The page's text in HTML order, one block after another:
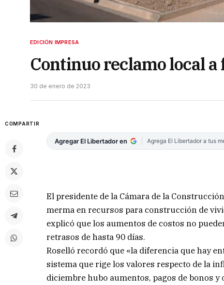
EDICIÓN IMPRESA
Continuo reclamo local
30 de enero de 2023
COMPARTIR
Agregar El Libertador en Agrega El Libertador a tus
El presidente de la Cámara de la
merma en recursos para construcción de
explicó que los aumentos de costos no
retrasos de hasta 90 días.
Roselló recordó que «la diferencia que hay
sistema que rige los valores respecto de la
diciembre hubo aumentos, pagos de bonos